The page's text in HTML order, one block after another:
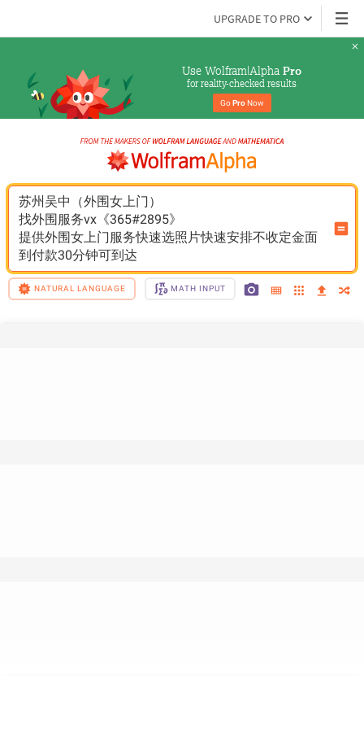
UPGRADE TO PRO
Use Wolfram|Alpha Pro
for reality-checked results
Go Pro Now
苏州吴中（外围女上门）
找外围服务vx《365#2895》
提供外围女上门服务快速选照片快速安排不收定金面
到付款30分钟可到达
NATURAL LANGUAGE MATH INPUT